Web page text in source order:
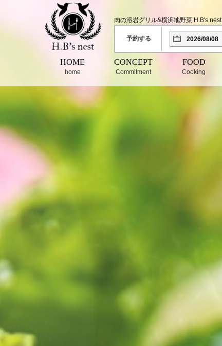
肉の溶岩グリル&横浜地野菜 H.B's nest
予約する
HOME
home
CONCEPT
Commitment
FOOD
Cooking